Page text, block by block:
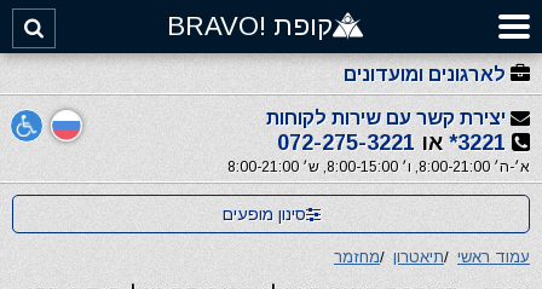
קופת !BRAVO
לארגונים ומועדונים
יצירת קשר עם שירות לקוחות
3221* או 072-275-3221
א׳-ה׳ 8:00-21:00, ו׳ 8:00-15:00, ש׳ 8:00-21:00
סינון מופעים
עמוד ראשי /תיאטרון /מחזמר